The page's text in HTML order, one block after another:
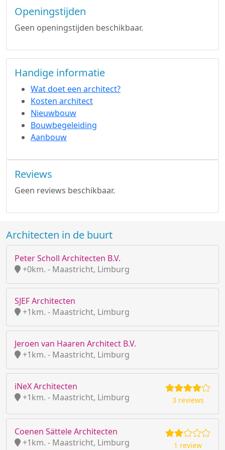
Openingstijden
Geen openingstijden beschikbaar.
Handige informatie
Wat doet een architect?
Kosten architect
Nieuwbouw
Bouwbegeleiding
Aanbouw
Reviews
Geen reviews beschikbaar.
Architecten in de buurt
Peter Scholl Architecten B.V.
+0km. - Maastricht, Limburg
SJEF Architecten
+1km. - Maastricht, Limburg
Jeroen van Haaren Architect B.V.
+1km. - Maastricht, Limburg
iNeX Architecten
+1km. - Maastricht, Limburg
3 reviews
Coenen Sättele Architecten
+1km. - Maastricht, Limburg
1 review